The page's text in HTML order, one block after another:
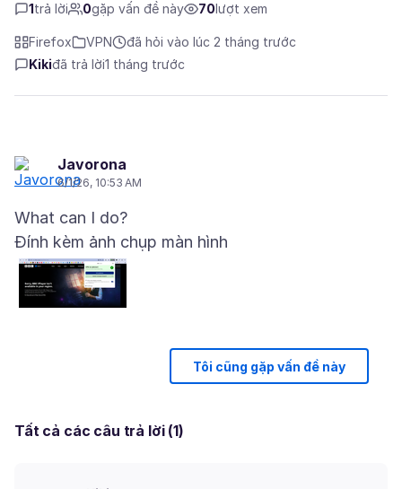
1trả lời 0gặp vấn đề này 70lượt xem
Firefox VPN
đã hỏi vào lúc 2 tháng trước
Kikiđã trả lời1 tháng trước
Javorona
6/1/26, 10:53 AM
Đính kèm ảnh chụp màn hình
Tôi cũng gặp vấn đề này
Tất cả các câu trả lời (1)